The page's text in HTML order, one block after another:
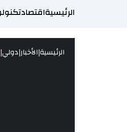
الرئيسيةاقتصاد
الرئيسية|الأخبار|دولي|